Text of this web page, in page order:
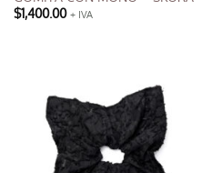
$1,400.00 + IVA